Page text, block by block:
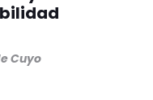
Cuyo